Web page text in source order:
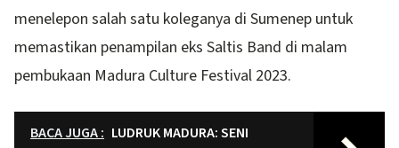
menelepon salah satu koleganya di Sumenep untuk
memastikan penampilan eks Saltis Band di malam
pembukaan Madura Culture Festival 2023.
BACA JUGA : LUDRUK MADURA: SENI